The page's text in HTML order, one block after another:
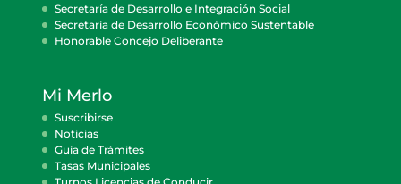
Secretaría de Desarrollo e Integración Social
Secretaría de Desarrollo Económico Sustentable
Honorable Concejo Deliberante
Mi Merlo
Suscribirse
Noticias
Guía de Trámites
Tasas Municipales